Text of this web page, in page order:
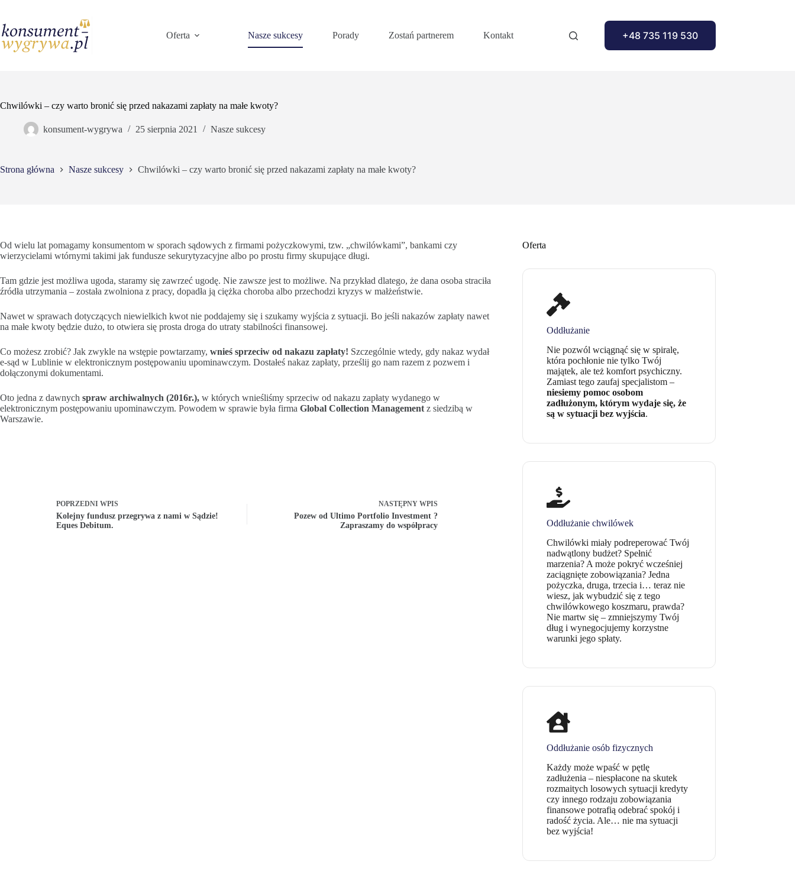
treści
Oferta
Nasze sukcesy Porady Zostań partnerem Kontakt +48 735 119 530
Chwilówki – czy warto bronić się przed nakazami zapłaty na małe kwoty?
konsument-wygrywa 25 sierpnia 2021 Nasze sukcesy
Strona główna Nasze sukcesy Chwilówki – czy warto bronić się przed nakazami zapłaty na małe kwoty?
Od wielu lat pomagamy konsumentom w sporach sądowych z firmami pożyczkowymi, tzw. „chwilówkami”, bankami czy
wierzycielami wtórnymi takimi jak fundusze sekurytyzacyjne albo po prostu firmy skupujące długi.
Tam gdzie jest możliwa ugoda, staramy się zawrzeć ugodę. Nie zawsze jest to możliwe. Na przykład dlatego, że dana osoba straciła
źródła utrzymania – została zwolniona z pracy, dopadła ją ciężka choroba albo przechodzi kryzys w małżeństwie.
Nawet w sprawach dotyczących niewielkich kwot nie poddajemy się i szukamy wyjścia z sytuacji. Bo jeśli nakazów zapłaty nawet
na małe kwoty będzie dużo, to otwiera się prosta droga do utraty stabilności finansowej.
Co możesz zrobić? Jak zwykle na wstępie powtarzamy, wnieś sprzeciw od nakazu zapłaty! Szczególnie wtedy, gdy nakaz wydał
e-sąd w Lublinie w elektronicznym postępowaniu upominawczym. Dostałeś nakaz zapłaty, prześlij go nam razem z pozwem i
dołączonymi dokumentami.
Oto jedna z dawnych spraw archiwalnych (2016r.), w których wnieśliśmy sprzeciw od nakazu zapłaty wydanego w
elektronicznym postępowaniu upominawczym. Powodem w sprawie była firma Global Collection Management z siedzibą w
Warszawie.
POPRZEDNI WPIS
Kolejny fundusz przegrywa z nami w Sądzie!
Eques Debitum.
NASTĘPNY WPIS
Pozew od Ultimo Portfolio Investment ?
Zapraszamy do współpracy
Oferta
Oddłużanie
Nie pozwól wciągnąć się w spiralę,
która pochłonie nie tylko Twój
majątek, ale też komfort psychiczny.
Zamiast tego zaufaj specjalistom –
niesiemy pomoc osobom
zadłużonym, którym wydaje się, że
są w sytuacji bez wyjścia.
Oddłużanie chwilówek
Chwilówki miały podreperować Twój
nadwątlony budżet? Spełnić
marzenia? A może pokryć wcześniej
zaciągnięte zobowiązania? Jedna
pożyczka, druga, trzecia i… teraz nie
wiesz, jak wybudzić się z tego
chwilówkowego koszmaru, prawda?
Nie martw się – zmniejszymy Twój
dług i wynegocjujemy korzystne
warunki jego spłaty.
Oddłużanie osób fizycznych
Każdy może wpaść w pętlę
zadłużenia – niespłacone na skutek
rozmaitych losowych sytuacji kredyty
czy innego rodzaju zobowiązania
finansowe potrafią odebrać spokój i
radość życia. Ale… nie ma sytuacji
bez wyjścia!